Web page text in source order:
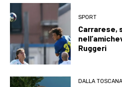
SPORT
Carrarese,
Ruggeri
DALLA TOSCANA